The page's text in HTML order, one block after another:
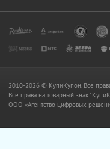
2010-2026 © КупиКупон. Все
Все права на товарный знак
OOO «Агентство цифровых